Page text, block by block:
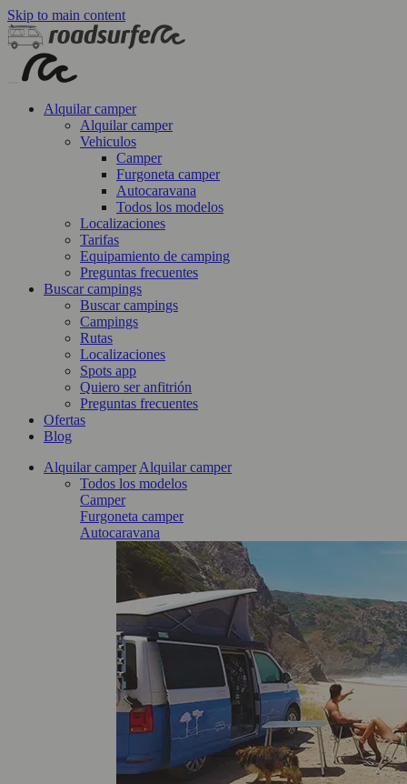
Skip to main content
Alquilar camper
Alquilar camper
Vehiculos
Camper
Furgoneta camper
Autocaravana
Todos los modelos
Localizaciones
Tarifas
Equipamiento de camping
Preguntas frecuentes
Buscar campings
Buscar campings
Campings
Rutas
Localizaciones
Spots app
Quiero ser anfitrión
Preguntas frecuentes
Ofertas
Blog
Alquilar camper Alquilar camper
Todos los modelos
Camper
Furgoneta camper
Autocaravana